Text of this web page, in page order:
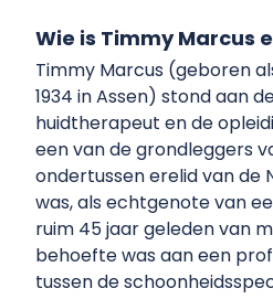
Wie is Timmy Marcus
Timmy Marcus (geboren
1934 in Assen) stond aan
huidtherapeut en de
een van de grondleggers
ondertussen erelid van de
was, als echtgenote van
ruim 45 jaar geleden van
behoefte was aan een
tussen de